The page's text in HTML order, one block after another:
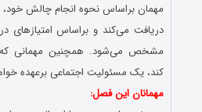
مهمان براساس نحوه انجام چالش خود،
دریافت می‌کند و براساس امتیازهای
مشخص می‌شود. همچنین مهمانی که
کند، یک مسئولیت اجتماعی برعهده
مهمانان این فصل: